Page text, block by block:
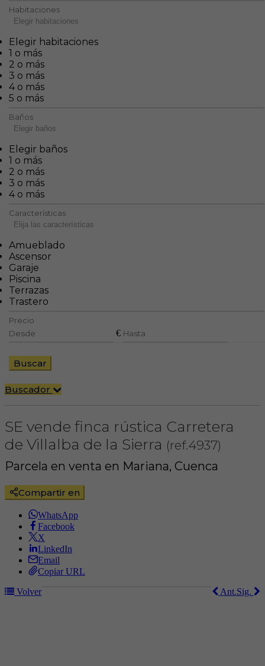
Habitaciones
Elegir habitaciones
Elegir habitaciones
1 o más
2 o más
3 o más
4 o más
5 o más
Baños
Elegir baños
Elegir baños
1 o más
2 o más
3 o más
4 o más
Características
Elija las características
Amueblado
Ascensor
Garaje
Piscina
Terrazas
Trastero
Precio
€
Buscar
Buscador
SE vende finca rústica Carretera
de Villalba de la Sierra (ref.4937)
Parcela en venta en Mariana, Cuenca
Compartir en
WhatsApp
Facebook
X
LinkedIn
Email
Copiar URL
Volver
Sig.
Ant.